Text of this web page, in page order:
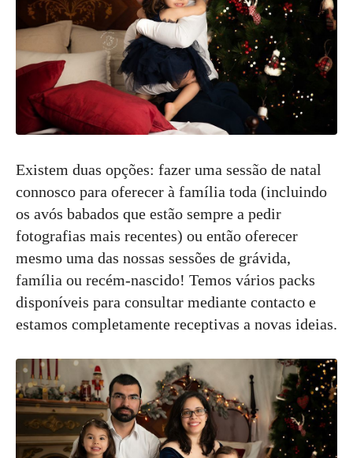
Existem duas opções: fazer uma sessão de natal
connosco para oferecer à família toda (incluindo
os avós babados que estão sempre a pedir
fotografias mais recentes) ou então oferecer
mesmo uma das nossas sessões de grávida,
família ou recém-nascido! Temos vários packs
disponíveis para consultar mediante contacto e
estamos completamente receptivas a novas ideias.